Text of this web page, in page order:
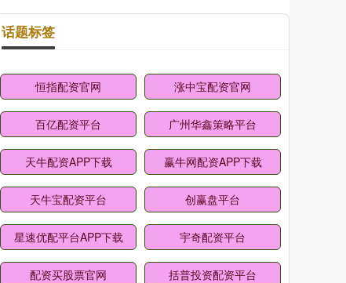
话题标签
恒指配资官网 涨中宝配资官网
百亿配资平台 广州华鑫策略平台
天牛配资APP下载 赢牛网配资APP下载
天牛宝配资平台 创赢盘平台
星速优配平台APP下载 宇奇配资平台
配资买股票官网 括普投资配资平台